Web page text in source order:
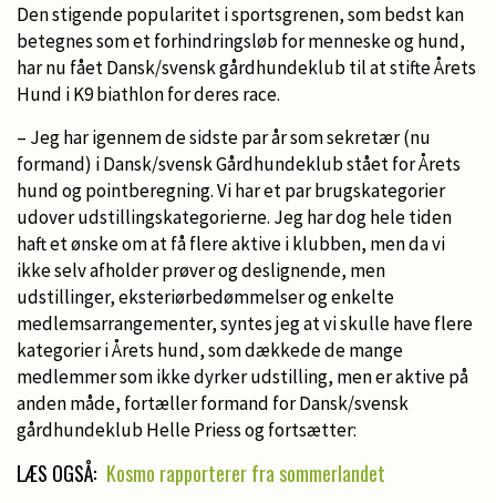
Den stigende popularitet i sportsgrenen, som bedst kan
betegnes som et forhindringsløb for menneske og hund,
har nu fået Dansk/svensk gårdhundeklub til at stifte Årets
Hund i K9 biathlon for deres race.
– Jeg har igennem de sidste par år som sekretær (nu
formand) i Dansk/svensk Gårdhundeklub stået for Årets
hund og pointberegning. Vi har et par brugskategorier
udover udstillingskategorierne. Jeg har dog hele tiden
haft et ønske om at få flere aktive i klubben, men da vi
ikke selv afholder prøver og deslignende, men
udstillinger, eksteriørbedømmelser og enkelte
medlemsarrangementer, syntes jeg at vi skulle have flere
kategorier i Årets hund, som dækkede de mange
medlemmer som ikke dyrker udstilling, men er aktive på
anden måde, fortæller formand for Dansk/svensk
gårdhundeklub Helle Priess og fortsætter:
LÆS OGSÅ: Kosmo rapporterer fra sommerlandet